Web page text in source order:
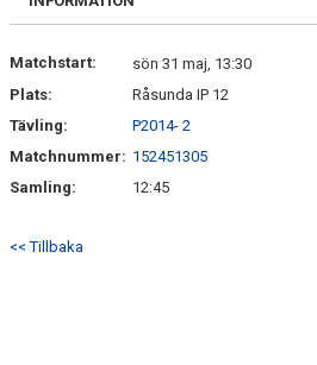
KONTAKT
Matchstart:
sön 31 maj, 13:30
Plats:
Råsunda IP 12
Tävling:
P2014- 2
Matchnummer: 152451305
Samling:
12:45
<< Tillbaka